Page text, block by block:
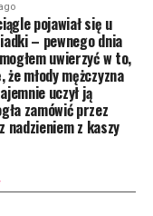
pojawiał się u
– pewnego dnia
uwierzyć w to,
że młody mężczyzna
uczył ją
zamówić przez
z kaszy